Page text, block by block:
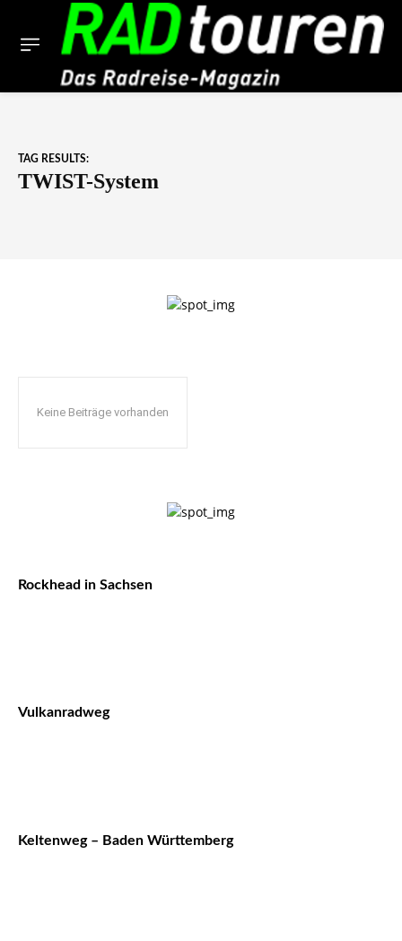
TAG RESULTS:
TWIST-System
Keine Beiträge vorhanden
Rockhead in Sachsen
Vulkanradweg
Keltenweg – Baden Württemberg